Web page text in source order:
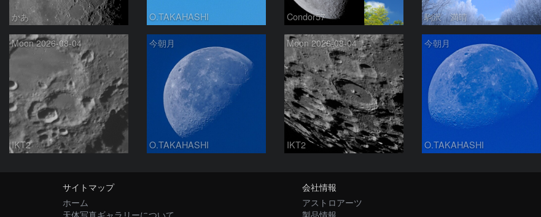
かあ O.TAKAHASHI Condor57 駒沢 満晴
Moon 2026-08-04
IKT2
今朝月
O.TAKAHASHI
Moon 2026-08-04
IKT2
今朝月
O.TAKAHASHI
サイトマップ
ホーム
天体写真ギャラリーについて
会社情報
アストロアーツ
製品情報